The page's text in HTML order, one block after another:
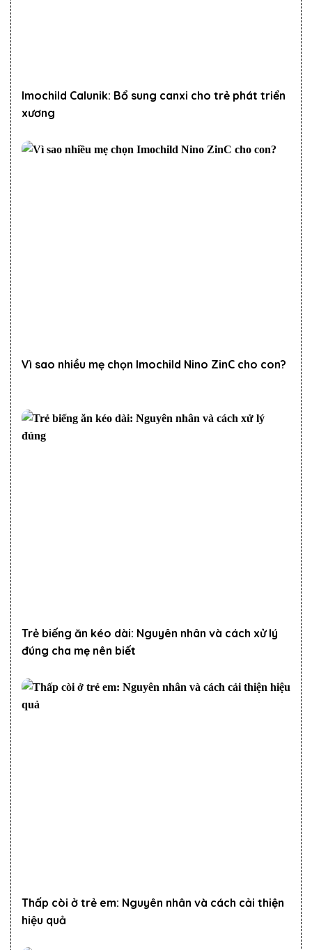
Imochild Calunik: Bổ sung canxi cho trẻ phát triển
xương
Vì sao nhiều mẹ chọn Imochild Nino ZinC cho con?
Trẻ biếng ăn kéo dài: Nguyên nhân và cách xử lý
đúng cha mẹ nên biết
Thấp còi ở trẻ em: Nguyên nhân và cách cải thiện
hiệu quả